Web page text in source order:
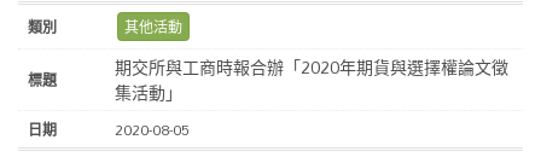
其他活動
期交所與工商時報合辦「2020年期貨與選擇權論文徵
集活動」
2020-08-05